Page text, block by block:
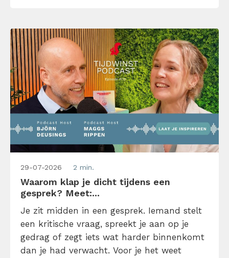
29-07-2026 2 min.
Waarom klap je dicht tijdens een
gesprek? Meet:...
Je zit midden in een gesprek. Iemand stelt
een kritische vraag, spreekt je aan op je
gedrag of zegt iets wat harder binnenkomt
dan je had verwacht. Voor je het weet